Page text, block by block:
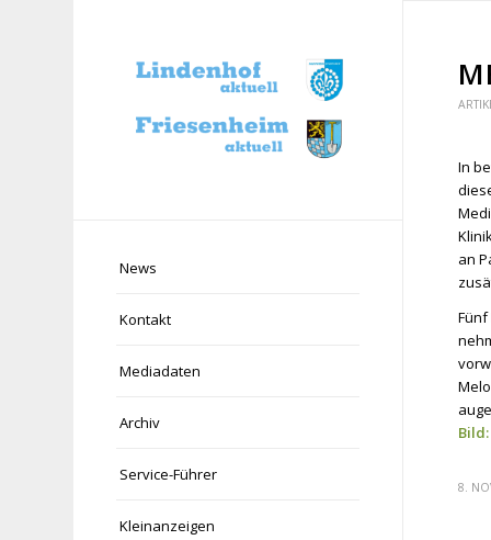
News
Kontakt
Mediadaten
Archiv
Service-Führer
Kleinanzeigen
In
an
8.